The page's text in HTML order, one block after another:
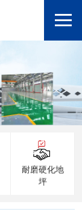
耐磨硬化地
坪